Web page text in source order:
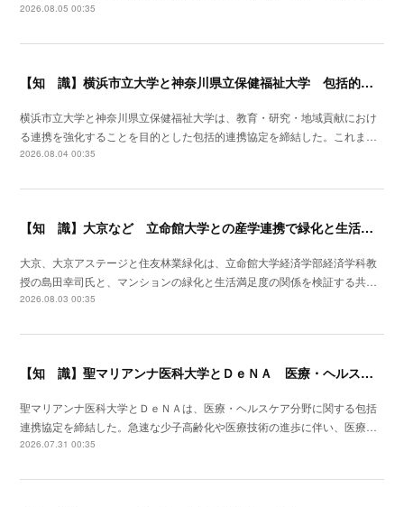
2026.08.05 00:35
【知 識】横浜市立大学と神奈川県立保健福祉大学 包括的連携協定を締結
横浜市立大学と神奈川県立保健福祉大学は、教育・研究・地域貢献におけ
る連携を強化することを目的とした包括的連携協定を締結した。これま…
2026.08.04 00:35
【知 識】大京など 立命館大学との産学連携で緑化と生活満足度の関係を可視化
大京、大京アステージと住友林業緑化は、立命館大学経済学部経済学科教
授の島田幸司氏と、マンションの緑化と生活満足度の関係を検証する共…
2026.08.03 00:35
【知 識】聖マリアンナ医科大学とＤｅＮＡ 医療・ヘルスケア分野で包括連携
聖マリアンナ医科大学とＤｅＮＡは、医療・ヘルスケア分野に関する包括
連携協定を締結した。急速な少子高齢化や医療技術の進歩に伴い、医療…
2026.07.31 00:35